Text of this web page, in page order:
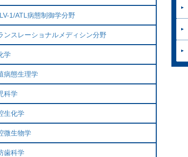
1/ATL病態制御学分野
ンスレーショナルメディシン分野
学
病態生理学
科学
生化学
微生物学
歯科学